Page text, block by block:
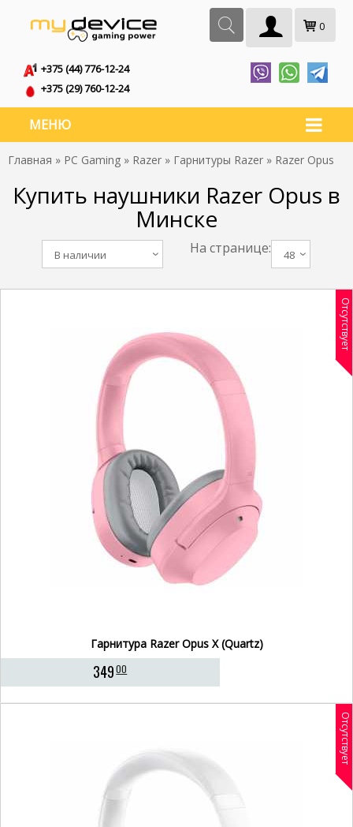
0
+375 (44) 776-12-24
+375 (29) 760-12-24
МЕНЮ
Главная » PC Gaming » Razer » Гарнитуры Razer » Razer Opus
Купить наушники Razer Opus в
Минске
На странице: 48
В наличии
Отсутствует
Гарнитура Razer Opus X (Quartz)
34900
Отсутствует